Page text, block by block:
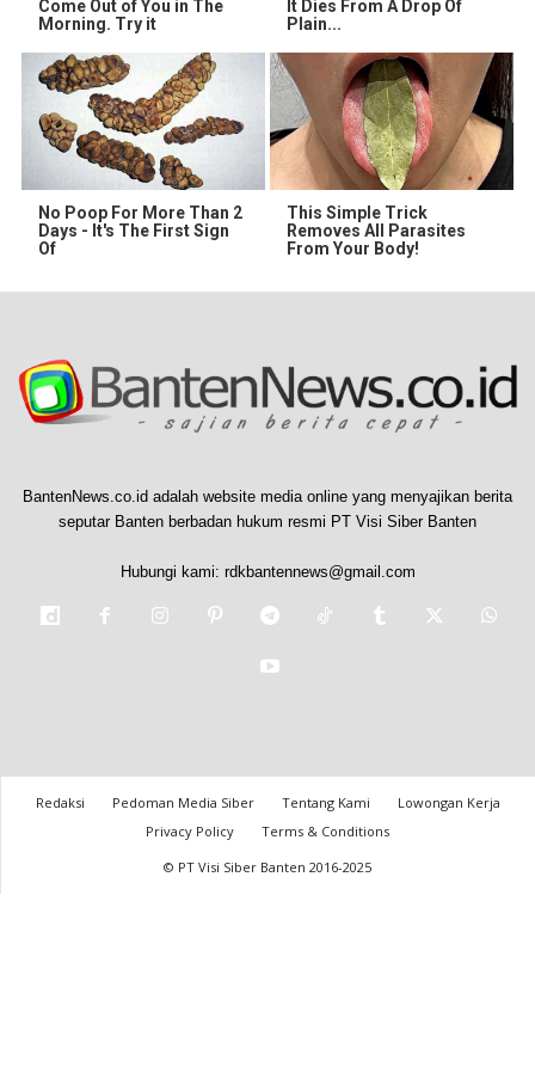
Come Out of You in The
Morning. Try it
It Dies From A Drop Of
Plain...
No Poop For More Than 2
Days - It's The First Sign
Of
This Simple Trick
Removes All Parasites
From Your Body!
BantenNews.co.id adalah website media online yang menyajikan berita
seputar Banten berbadan hukum resmi PT Visi Siber Banten
Hubungi kami: rdkbantennews@gmail.com
Redaksi Pedoman Media Siber Tentang Kami
Lowongan Kerja
Privacy Policy
Terms & Conditions
© PT Visi Siber Banten 2016-2025